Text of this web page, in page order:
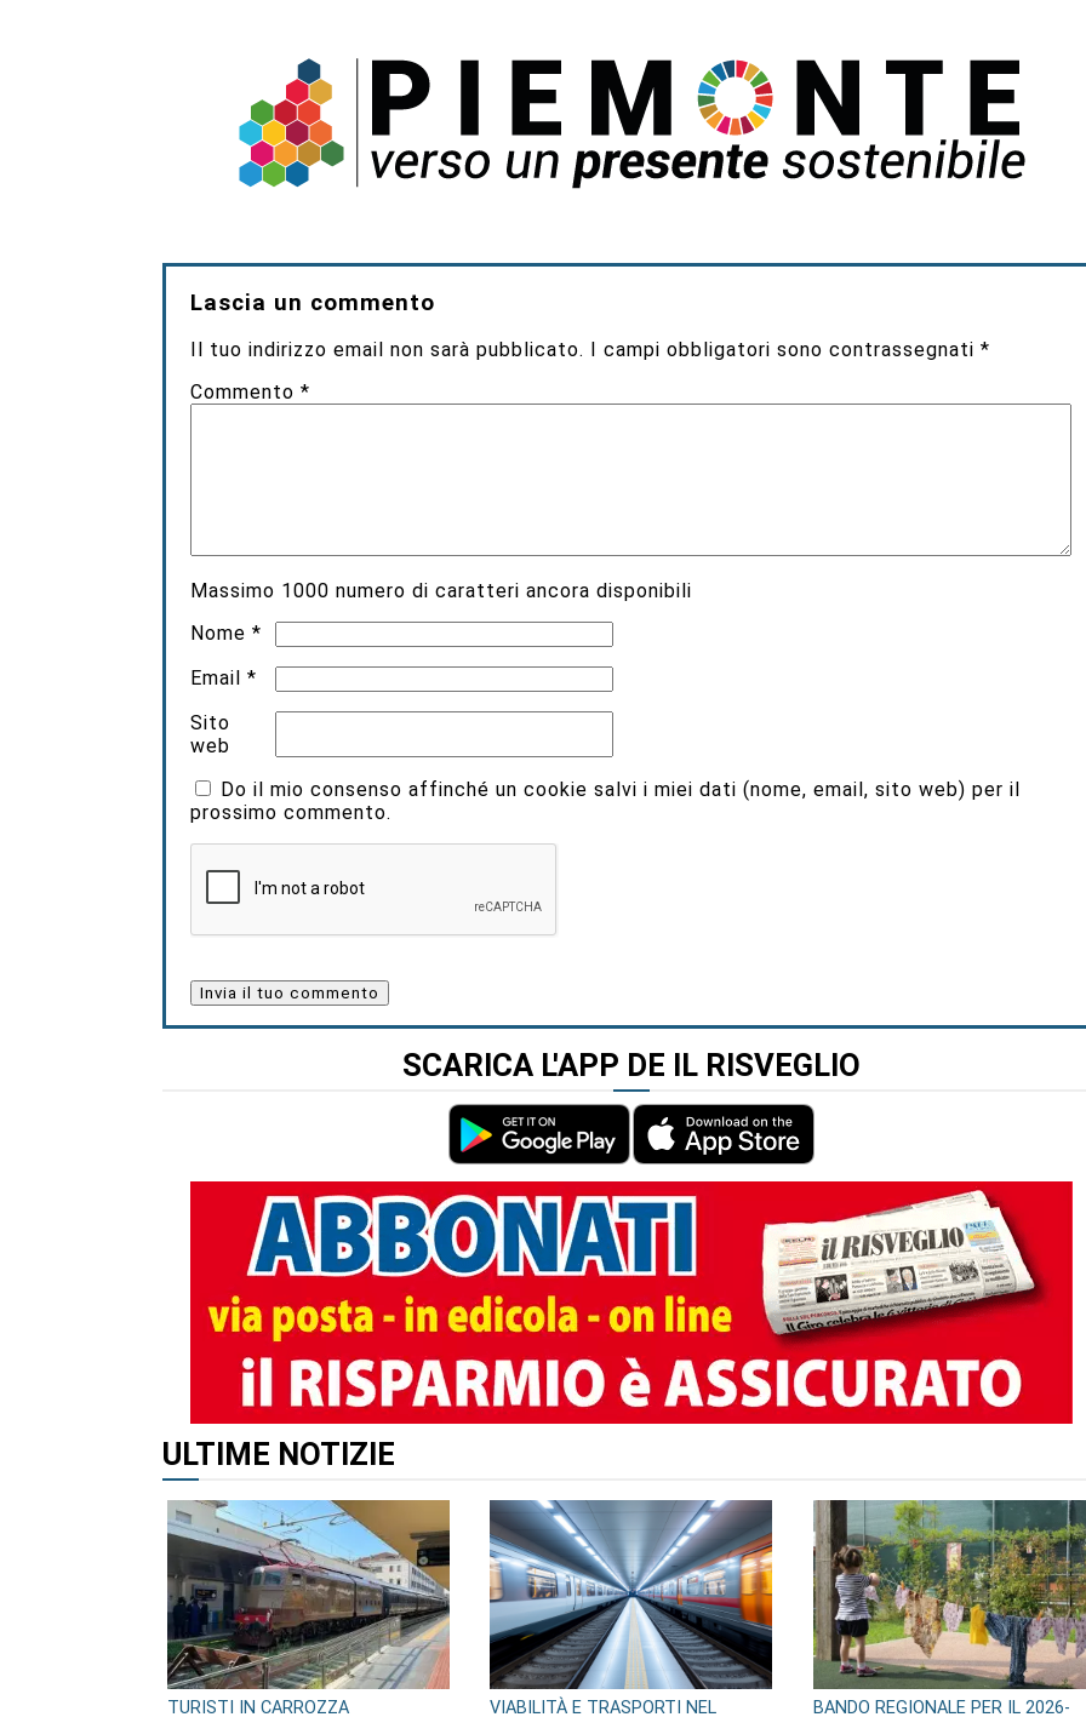
Lascia un commento
Il tuo indirizzo email non sarà pubblicato. I campi obbligatori sono contrassegnati*
Commento*
Massimo 1000 numero di caratteri ancora disponibili
Nome*
Email*
Sito
web
Do il mio consenso affinché un cookie salvi i miei dati (nome, email, sito web) per il
prossimo commento.
SCARICA L'APP DE IL RISVEGLIO
ALTRI ARTICOLI DI QUESTO AUTORE